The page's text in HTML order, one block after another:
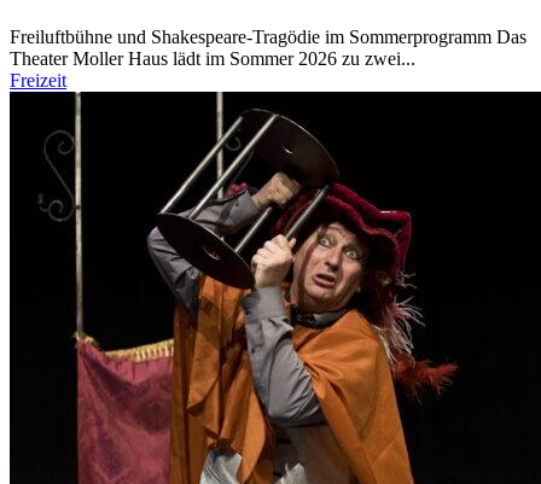
Freiluftbühne und Shakespeare-Tragödie im Sommerprogramm Das
Theater Moller Haus lädt im Sommer 2026 zu zwei...
Freizeit